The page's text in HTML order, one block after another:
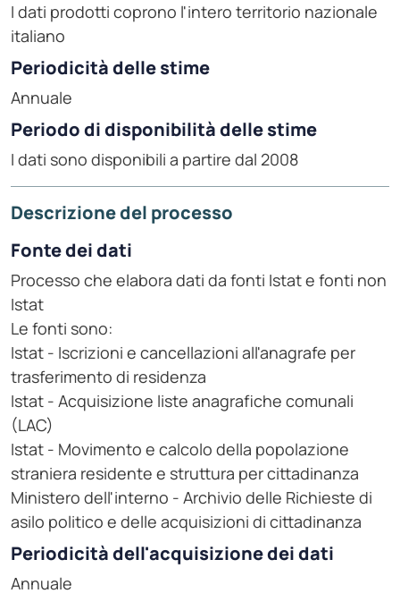
I dati prodotti coprono l'intero territorio nazionale
italiano
Periodicità delle stime
Annuale
Periodo di disponibilità delle stime
I dati sono disponibili a partire dal 2008
Descrizione del processo
Fonte dei dati
Processo che elabora dati da fonti Istat e fonti non
Istat
Le fonti sono:
Istat - Iscrizioni e cancellazioni all'anagrafe per
trasferimento di residenza
Istat - Acquisizione liste anagrafiche comunali
(LAC)
Istat - Movimento e calcolo della popolazione
straniera residente e struttura per cittadinanza
Ministero dell'interno - Archivio delle Richieste di
asilo politico e delle acquisizioni di cittadinanza
Periodicità dell'acquisizione dei dati
Annuale